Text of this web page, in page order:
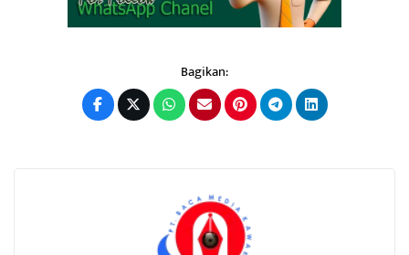
Bagikan: